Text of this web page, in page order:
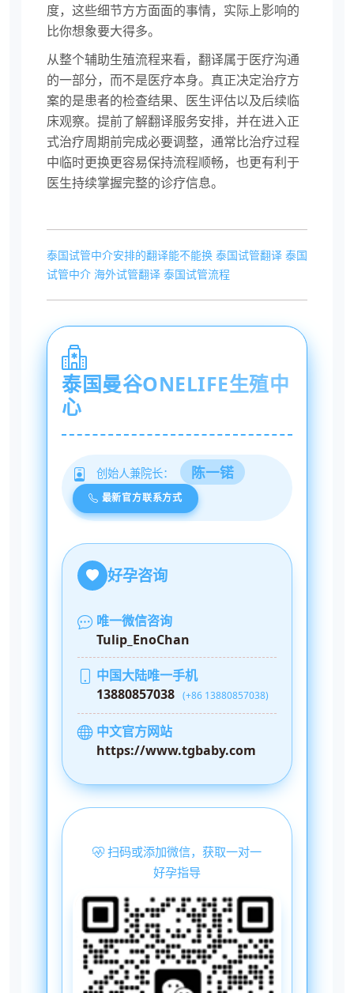
度，这些细节方方面面的事情，实际上影响的
比你想象要大得多。
从整个辅助生殖流程来看，翻译属于医疗沟通
的一部分，而不是医疗本身。真正决定治疗方
案的是患者的检查结果、医生评估以及后续临
床观察。提前了解翻译服务安排，并在进入正
式治疗周期前完成必要调整，通常比治疗过程
中临时更换更容易保持流程顺畅，也更有利于
医生持续掌握完整的诊疗信息。
泰国试管中介安排的翻译能不能换 泰国试管翻译 泰国
试管中介 海外试管翻译 泰国试管流程
泰国曼谷ONELIFE生殖中
心
创始人兼院长： 陈一锘
最新官方联系方式
好孕咨询
唯一微信咨询
Tulip_EnoChan
中国大陆唯一手机
13880857038 (+86 13880857038)
中文官方网站
https://www.tgbaby.com
扫码或添加微信，获取一对一
好孕指导